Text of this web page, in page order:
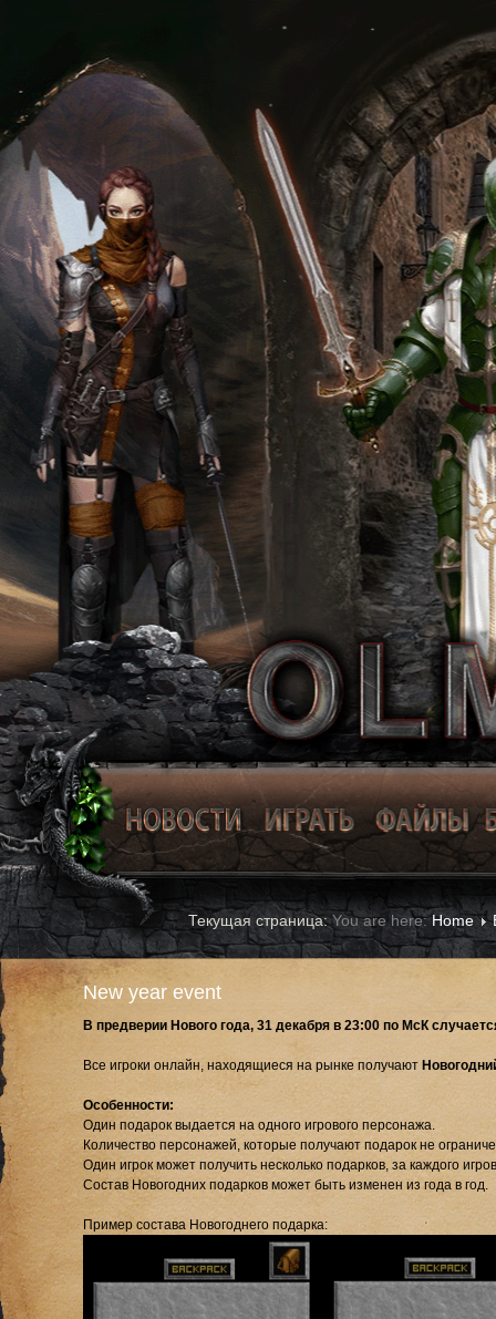
You are here:Home
New year event
В предверии Нового года, 31 декабря в 23:00 по МсК
Все игроки онлайн, находящиеся на рынке получают
Особенности:
Один подарок выдается на одного игрового персонажа.
Количество персонажей, которые получают подарок не
Один игрок может получить несколько подарков, за каждого
Состав Новогодних подарков может быть изменен из года в год.
Пример состава Новогоднего подарка: